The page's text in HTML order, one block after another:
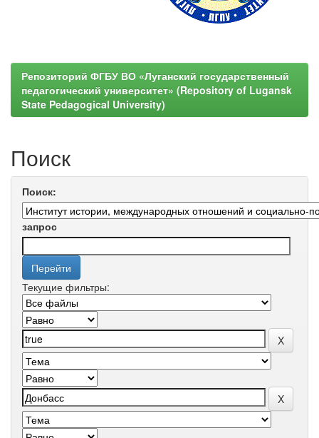
Репозиторий ФГБУ ВО «Луганский государственный
педагогический университет» (Repository of Lugansk
State Pedagogical University)
Поиск
Поиск:
запрос
Текущие фильтры: